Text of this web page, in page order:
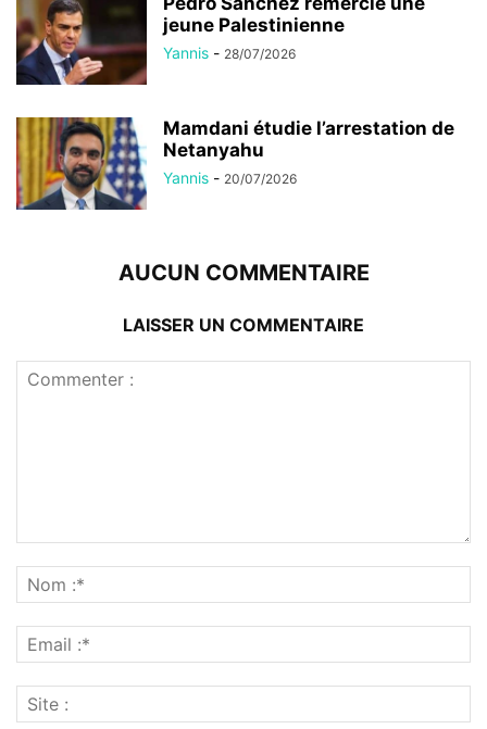
jeune Palestinienne
Yannis - 28/07/2026
Mamdani étudie l’arrestation de
Netanyahu
Yannis - 20/07/2026
AUCUN COMMENTAIRE
LAISSER UN COMMENTAIRE